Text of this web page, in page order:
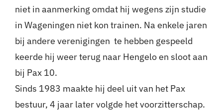
niet in aanmerking omdat hij wegens zijn studie
in Wageningen niet kon trainen. Na enkele jaren
bij andere verenigingen te hebben gespeeld
keerde hij weer terug naar Hengelo en sloot aan
bij Pax 10.
Sinds 1983 maakte hij deel uit van het Pax
bestuur, 4 jaar later volgde het voorzitterschap.